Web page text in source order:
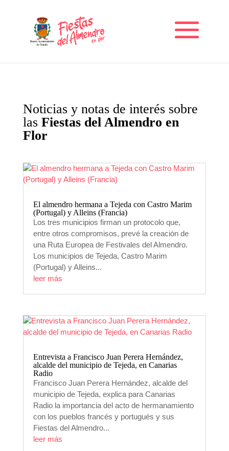
Noticias y notas de interés sobre
las Fiestas del Almendro en
Flor
El almendro hermana a Tejeda con Castro Marim
(Portugal) y Alleins (Francia)
Los tres municipios firman un protocolo que,
entre otros compromisos, prevé la creación de
una Ruta Europea de Festivales del Almendro.
Los municipios de Tejeda, Castro Marim
(Portugal) y Alleins...
leer más
Entrevista a Francisco Juan Perera Hernández,
alcalde del municipio de Tejeda, en Canarias
Radio
Francisco Juan Perera Hernández, alcalde del
municipio de Tejeda, explica para Canarias
Radio la importancia del acto de hermanamiento
con los pueblos francés y portugués y sus
Fiestas del Almendro...
leer más